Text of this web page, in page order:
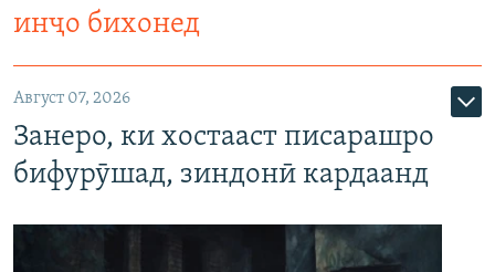
инҷо бихонед
Август 07, 2026
Занеро, ки хостааст писарашро
бифурӯшад, зиндонӣ кардаанд